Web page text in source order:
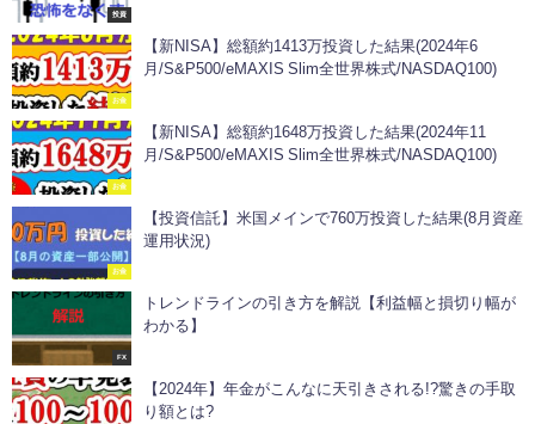
投資
お金
【新NISA】総額約1413万投資した結果(2024年6
月/S&P500/eMAXIS Slim全世界株式/NASDAQ100)
お金
【新NISA】総額約1648万投資した結果(2024年11
月/S&P500/eMAXIS Slim全世界株式/NASDAQ100)
お金
【投資信託】米国メインで760万投資した結果(8月資産
運用状況)
FX
トレンドラインの引き方を解説【利益幅と損切り幅が
わかる】
【2024年】年金がこんなに天引きされる!?驚きの手取
り額とは?